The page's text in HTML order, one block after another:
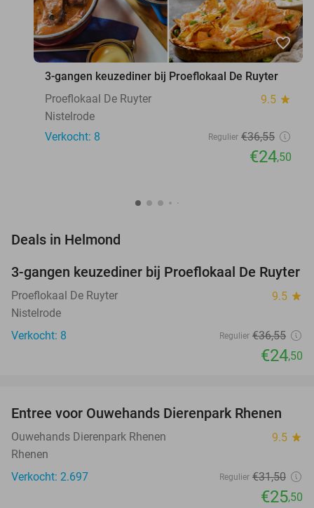
favorite_border
3-gangen keuzediner bij Proeflokaal De Ruyter
Proeflokaal De Ruyter
9.5 star
Nistelrode
Verkocht: 8
Regulier €36,55
€24,50
Deals in Helmond
33%
NEW
TODAY
3-gangen keuzediner bij Proeflokaal De Ruyter
Proeflokaal De Ruyter 9.5 star
Nistelrode
Verkocht: 8
Regulier €36,55
€24,50
19%
TODAY
Entree voor Ouwehands Dierenpark Rhenen
Ouwehands Dierenpark Rhenen 9.5 star
Rhenen
Verkocht: 2.697
Regulier €31,50
€25,50